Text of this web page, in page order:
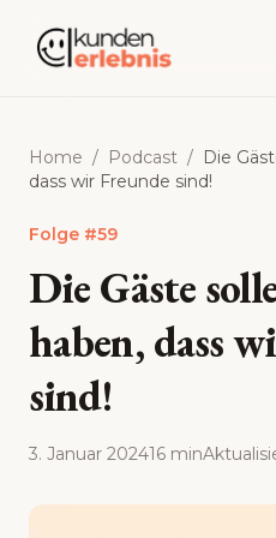
Home / Podcast / Die
dass wir Freunde sind!
Folge #59
Die Gäste
haben, dass
sind!
3. Januar 202416 min